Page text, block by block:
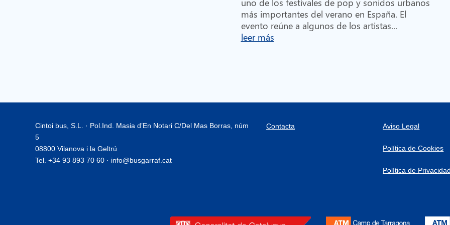
más importantes del verano en España. El
evento reúne a algunos de los artistas...
leer más
Cintoi bus, S.L. · Pol.Ind. Masia d’En Notari C/Del Mas Borras, núm
5
08800 Vilanova i la Geltrú
Tel. +34 93 893 70 60 · info@busgarraf.cat
Contacta Aviso Legal
Política de Cookies
Política de